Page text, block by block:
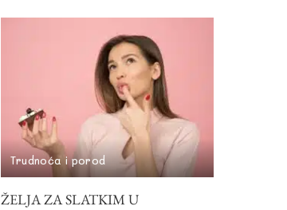
Trudnoća i porod
ŽELJA ZA SLATKIM U